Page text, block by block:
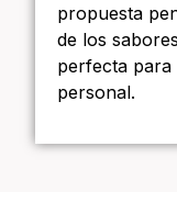
propuesta
de los
perfecta
personal.